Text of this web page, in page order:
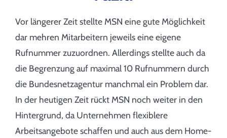
Vor längerer Zeit stellte MSN eine gute Möglichkeit
dar mehren Mitarbeitern jeweils eine eigene
Rufnummer zuzuordnen. Allerdings stellte auch da
die Begrenzung auf maximal 10 Rufnummern durch
die Bundesnetzagentur manchmal ein Problem dar.
In der heutigen Zeit rückt MSN noch weiter in den
Hintergrund, da Unternehmen flexiblere
Arbeitsangebote schaffen und auch aus dem Home-